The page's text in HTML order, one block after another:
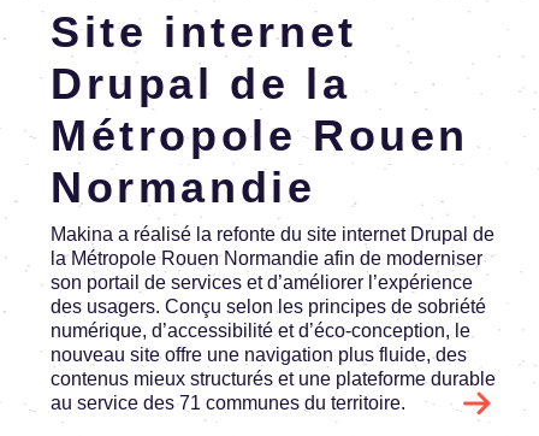
Site inter­net
Drupal de la
Métro­pole Rouen
Norman­die
Makina a réalisé la refonte du site inter­net Drupal de
la Métro­pole Rouen Norman­die afin de moder­ni­ser
son portail de services et d’amé­lio­rer l’ex­pé­rience
des usagers. Conçu selon les prin­cipes de sobriété
numé­rique, d’ac­ces­si­bi­lité et d’éco-concep­tion, le
nouveau site offre une navi­ga­tion plus fluide, des
conte­nus mieux struc­tu­rés et une plate­forme durable
au service des 71 communes du terri­toire.
En savoir plus